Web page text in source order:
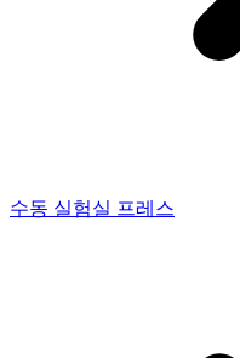
수동 실험실 프레스